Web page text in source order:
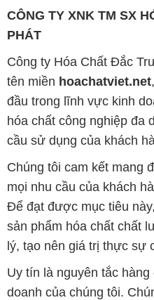
CÔNG TY XNK TM SX
PHÁT
Công ty Hóa Chất Đắc
tên miền hoachatviet.net
đầu trong lĩnh vực kinh
hóa chất công nghiệp đa
cầu sử dụng của khách
Chúng tôi cam kết mang
mọi nhu cầu của khách
Để đạt được mục tiêu
sản phẩm hóa chất chất
lý, tạo nên giá trị thực sự
Uy tín là nguyên tắc
doanh của chúng tôi.